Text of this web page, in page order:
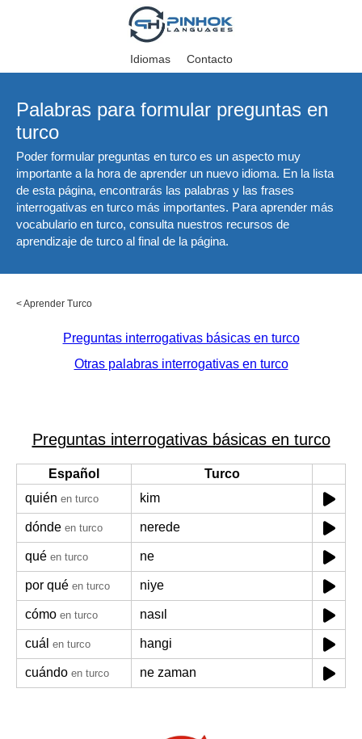
Idiomas Contacto
Palabras para formular preguntas en
turco
Poder formular preguntas en turco es un aspecto muy
importante a la hora de aprender un nuevo idioma. En la lista
de esta página, encontrarás las palabras y las frases
interrogativas en turco más importantes. Para aprender más
vocabulario en turco, consulta nuestros recursos de
aprendizaje de turco al final de la página.
<Aprender Turco
Preguntas interrogativas básicas en turco
Otras palabras interrogativas en turco
Preguntas interrogativas básicas en turco
Español
Turco
quién en turco kim
dónde en turco nerede
qué en turco ne
por qué en turco niye
cómo en turco nasıl
cuál en turco hangi
cuándo en turco ne zaman